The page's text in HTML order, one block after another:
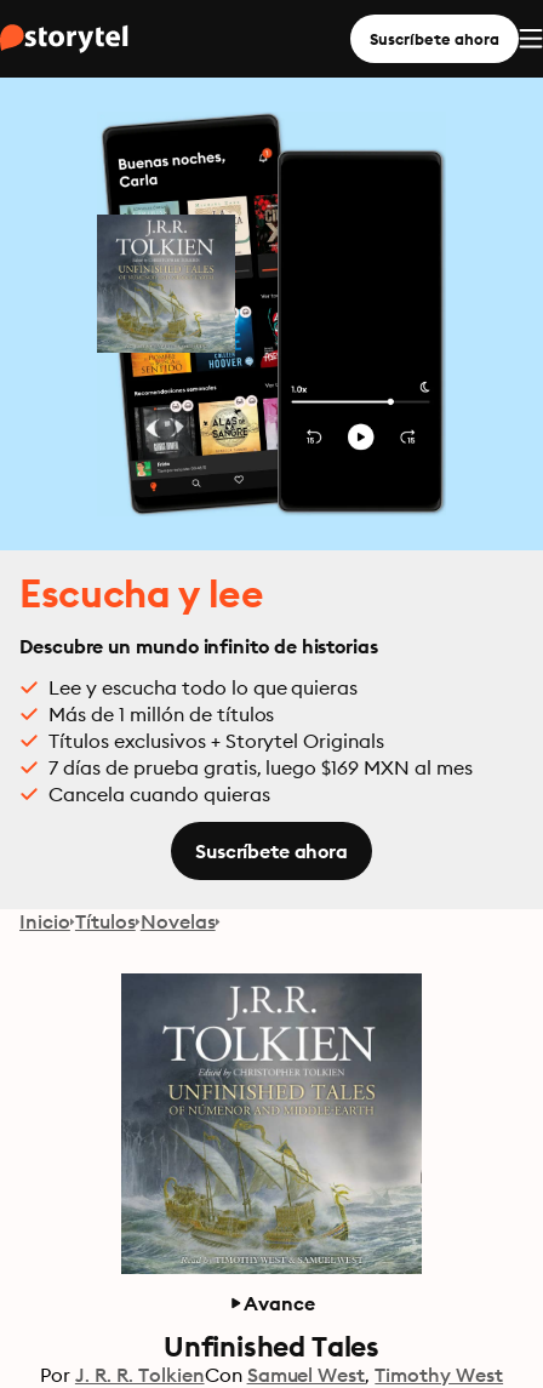
Suscríbete ahora
Escucha y lee
Descubre un mundo infinito de historias
Lee y escucha todo lo que quieras
Más de 1 millón de títulos
Títulos exclusivos + Storytel Originals
7 días de prueba gratis, luego $169 MXN al mes
Cancela cuando quieras
Suscríbete ahora
Inicio Títulos Novelas
Avance
Unfinished Tales
Por J. R. R. TolkienCon Samuel West Timothy West